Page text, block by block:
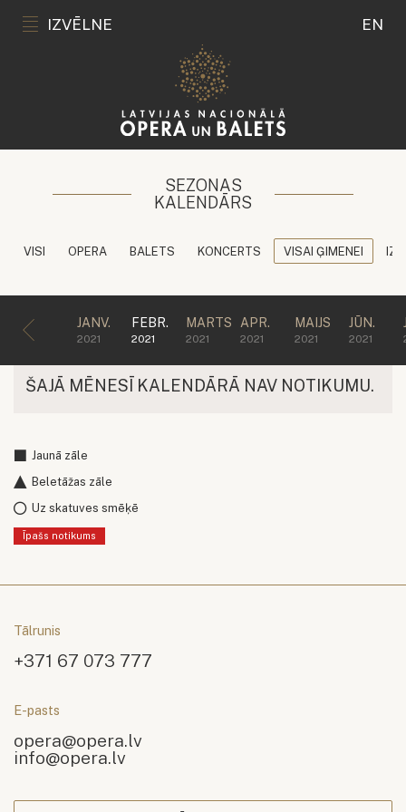
IZVĒLNE EN
SEZONAS
KALENDĀRS
VISI OPERA BALETS KONCERTS VISAI ĢIMENEI
JANV.
2021
FEBR.
2021
MARTS
2021
APR.
2021
MAIJS
2021
JŪN.
2021
ŠAJĀ MĒNESĪ KALENDĀRĀ NAV NOTIKUMU.
Jaunā zāle
Beletāžas zāle
Uz skatuves smēķē
Īpašs notikums
Tālrunis
+371 67 073 777
E-pasts
opera@opera.lv
info@opera.lv